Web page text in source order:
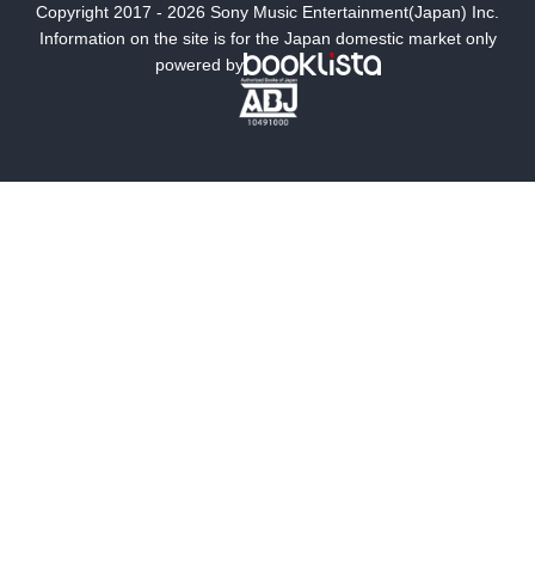
ミステリー SF
文学
Copyright 2017 - 2026 Sony Music Entertainment(Japan) Inc.
Information on the site is for the Japan domestic market only
powered by